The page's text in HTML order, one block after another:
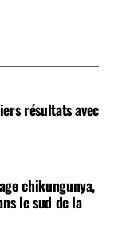
résultats avec
chikungunya,
le sud de la